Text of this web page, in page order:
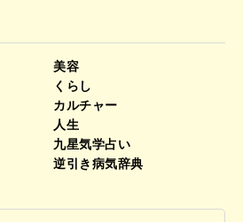
美容
くらし
カルチャー
人生
九星気学占い
逆引き病気辞典